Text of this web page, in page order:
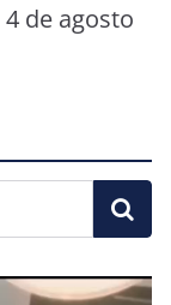
4 de agosto